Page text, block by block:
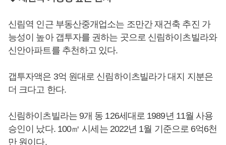
신림역 인근 부동산중개업소는 조만간 재건축 추진 가
능성이 높아 갭투자를 권하는 곳으로 신림하이츠빌라와
신안아파트를 추천하고 있다.
갭투자액은 3억 원대로 신림하이츠빌라가 대지 지분은
더 크다고 한다.
신림하이츠빌라는 9개 동 126세대로 1989년 11월 사용
승인이 났다. 100㎡ 시세는 2022년 1월 기준으로 6억6천
만 원이다.